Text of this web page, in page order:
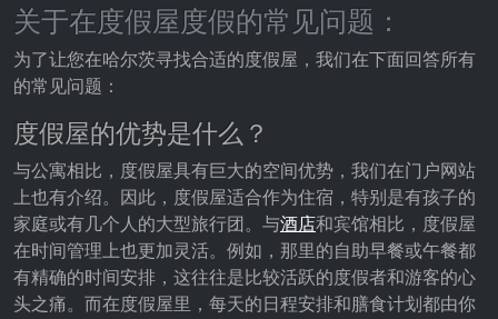
关于在度假屋度假的常见问题：
为了让您在哈尔茨寻找合适的度假屋，我们在下面回答所有
的常见问题：
度假屋的优势是什么？
与公寓相比，度假屋具有巨大的空间优势，我们在门户网站
上也有介绍。因此，度假屋适合作为住宿，特别是有孩子的
家庭或有几个人的大型旅行团。与酒店和宾馆相比，度假屋
在时间管理上也更加灵活。例如，那里的自助早餐或午餐都
有精确的时间安排，这往往是比较活跃的度假者和游客的心
头之痛。而在度假屋里，每天的日程安排和膳食计划都由你